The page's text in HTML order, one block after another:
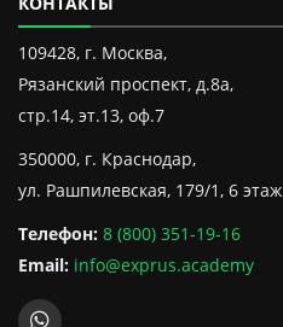
109428, г. Москва,
Рязанский проспект, д.8а,
стр.14, эт.13, оф.7
350000, г. Краснодар,
ул. Рашпилевская, 179/1, 6 этаж
Телефон: 8 (800) 351-19-16
Email: info@exprus.academy